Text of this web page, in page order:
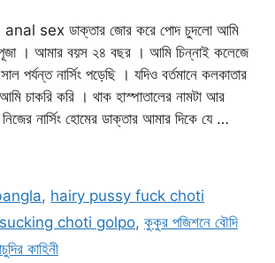
sex ডাক্তার জোর করে পোদ চুদলো আমি
পূজা । আমার বয়স ২৪ বছর । আমি চিন্নাই কলেজে
পর্যন্ত নার্সিং পড়েছি । যদিও বর্তমানে কলকাতার
চাকরি করি । থাক হাস্পাতালের নামটা আর
নার্সিং হোমের ডাক্তার আমার দিকে যে …
, hairy pussy fuck choti
choti golpo, কুকুর পজিশনে বৌদি
কাহিনী